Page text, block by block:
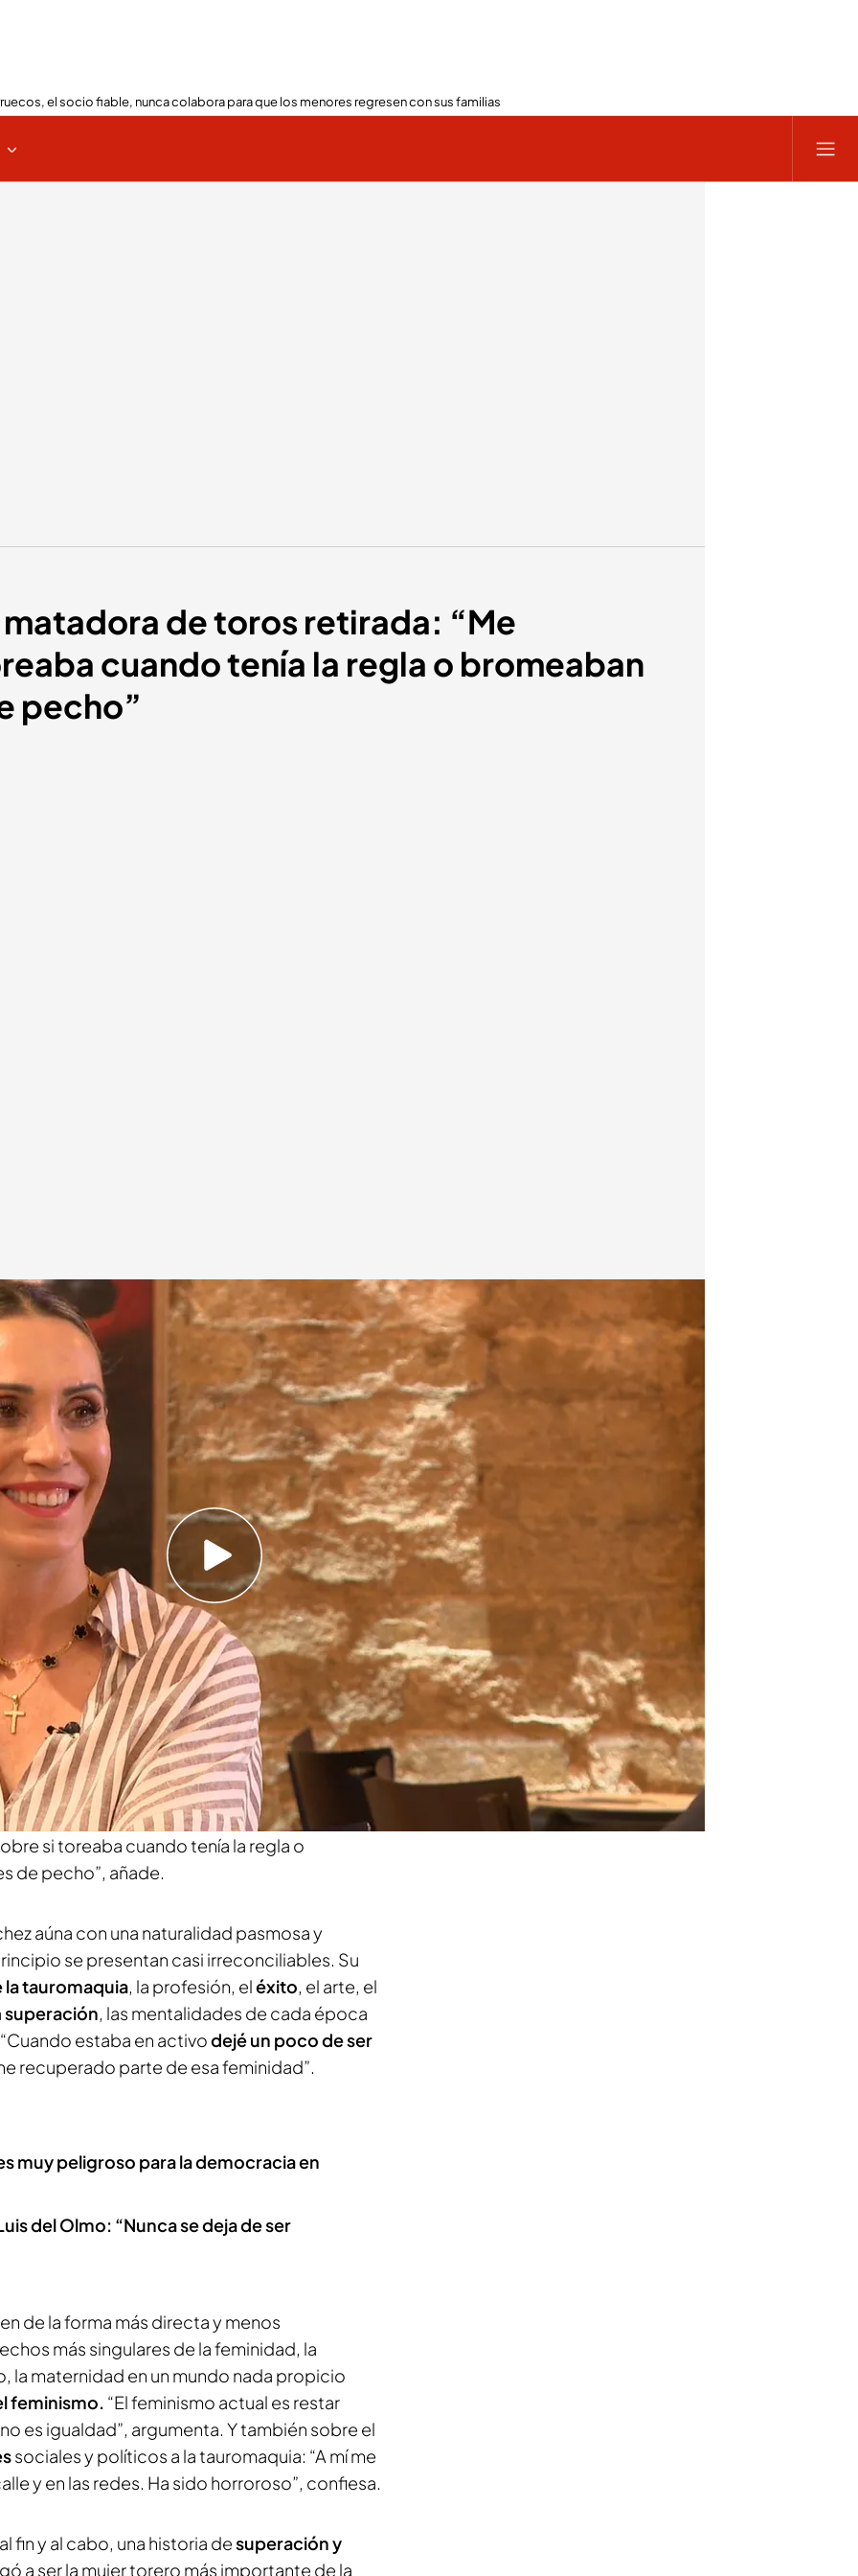
el socio fiable, nunca colabora para que los menores regresen con sus familias
de toros retirada: “Me
cuando tenía la regla o bromeaban
pecho”
en su libro ‘Mujer y torero’ IMAGEN: Daniela Navarro y Antonio Palomares
memorias donde no deja nada en el tintero,
hasta el acoso a la tauromaquia
Basilio: “Nunca me importó que dijeran
1972) ha sido lamujer torero más
su retirada ha ejercido como
sigue inmersa en el mundo taurino
unas memorias,‘Mujer y torero’,así, sin
decían de forma despectiva que era la
que quería ser torero”, explica en una
“Algunos periodistas incluso me hacían
si toreaba cuando tenía la regla o
de pecho”, añade.
aúna con una naturalidad pasmosa y
se presentan casi irreconciliables. Su
tauromaquia, la profesión, eléxito, el arte, el
superación, las mentalidades de cada época
estaba en activodejé un poco de ser
recuperado parte de esa feminidad”.
muy peligroso para la democracia en
del Olmo: “Nunca se deja de ser
de la forma más directa y menos
más singulares de la feminidad, la
la maternidad en un mundo nada propicio
feminismo. “El feminismo actual es restar
es igualdad”, argumenta. Y también sobre el
sociales y políticos a la tauromaquia: “A mí me
y en las redes. Ha sido horroroso”, confiesa.
fin y al cabo, una historia desuperación y
a ser la mujer torero más importante de la